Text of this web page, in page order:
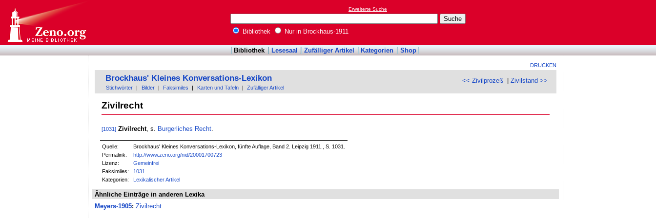
Erweiterte Suche
Bibliothek Nur in Brockhaus-1911
Bibliothek Lesesaal Zufälliger Artikel Kategorien Shop
DRUCKEN
<< Zivilprozeß |Zivilstand >>
Brockhaus' Kleines Konversations-Lexikon
Stichwörter Bilder Faksimiles Karten und Tafeln Zufälliger Artikel
Zivilrecht
[1031] Zivilrecht, s. Burgerliches Recht.
Quelle:
Brockhaus' Kleines Konversations-Lexikon, fünfte Auflage, Band 2. Leipzig 1911., S. 1031.
Permalink:
http://www.zeno.org/nid/20001700723
Lizenz:
Gemeinfrei
Faksimiles:
1031
Kategorien:
Lexikalischer Artikel
Ähnliche Einträge in anderen Lexika
Meyers-1905: Zivilrecht